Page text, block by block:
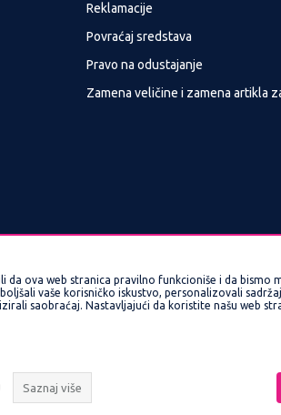
Reklamacije
Povraćaj sredstava
Pravo na odustajanje
Zamena veličine i zamena artikla
cena, ali ne možemo garantovati da su sve
011/3460600.
da ova web stranica pravilno funkcioniše i da bismo
vaše korisničko iskustvo, personalizovali
saobraćaj. Nastavljajući da koristite našu web
Saznaj više